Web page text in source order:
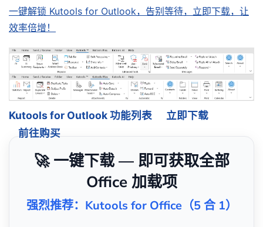
一键解锁 Kutools for Outlook，告别等待，立即下载，让
效率倍增！
Kutools for Outlook 功能列表
立即下载
前往购买
🚀 一键下载 — 即可获取全部
Office 加载项
强烈推荐：Kutools for Office（5 合 1）